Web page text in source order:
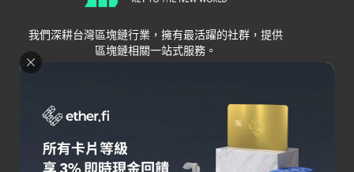
我們深耕台灣區塊鏈行業，擁有最活躍的社群，提供
區塊鏈相關一站式服務。
Grenade
關於我們
聯絡我們
錢包
交易所
Bybit